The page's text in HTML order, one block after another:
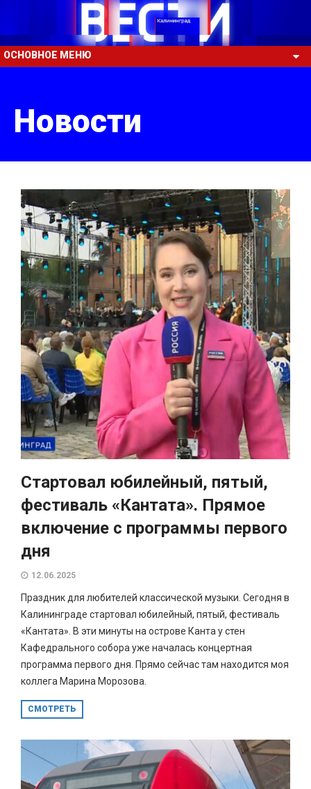
ОСНОВНОЕ МЕНЮ
Новости
Стартовал юбилейный, пятый,
фестиваль «Кантата». Прямое
включение с программы первого
дня
12.06.2025
Праздник для любителей классической музыки. Сегодня в
Калининграде стартовал юбилейный, пятый, фестиваль
«Кантата». В эти минуты на острове Канта у стен
Кафедрального собора уже началась концертная
программа первого дня. Прямо сейчас там находится моя
коллега Марина Морозова.
СМОТРЕТЬ